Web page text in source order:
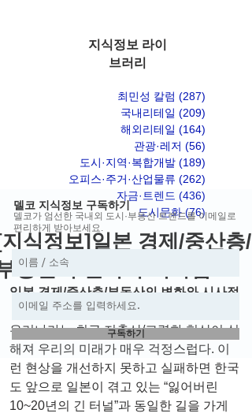
지식정보 라이
브러리
최민성 칼럼 (287)
국내리테일 (209)
해외리테일 (164)
관광·레저 (56)
도시·지역·복합개발 (189)
오피스·주거·산업물류 (262)
자금·트렌드 (436)
도시문화 (76)게시물 76
식정보]일본 경제/중산층/
동산의 변화와 시사점
일본 경제/중산층/부동산의 변화와 시사점
우리나라는 최근 저출산/고령화 현상이 심
해져 우리의 미래가 매우 걱정스럽다. 이
런 현상을 개선하지 못하고 실패하면 한국
도 앞으로 일본이 겪고 있는 “잃어버린
10~20년의 긴 터널”과 동일한 길을 가게
델코 지식정보 구독하기
델코가 엄선한 국내외 도시·부동산 트렌드를 이메일로
편리하게 받아보세요.
구독하기